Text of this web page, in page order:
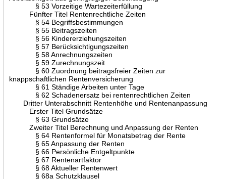
§ 53 Vorzeitige Wartezeiterfüllung
Fünfter Titel Rentenrechtliche Zeiten
§ 54 Begriffsbestimmungen
§ 55 Beitragszeiten
§ 56 Kindererziehungszeiten
§ 57 Berücksichtigungszeiten
§ 58 Anrechnungszeiten
§ 59 Zurechnungszeit
§ 60 Zuordnung beitragsfreier Zeiten zur
knappschaftlichen Rentenversicherung
§ 61 Ständige Arbeiten unter Tage
§ 62 Schadenersatz bei rentenrechtlichen Zeiten
Dritter Unterabschnitt Rentenhöhe und Rentenanpassung
Erster Titel Grundsätze
§ 63 Grundsätze
Zweiter Titel Berechnung und Anpassung der Renten
§ 64 Rentenformel für Monatsbetrag der Rente
§ 65 Anpassung der Renten
§ 66 Persönliche Entgeltpunkte
§ 67 Rentenartfaktor
§ 68 Aktueller Rentenwert
§ 68a Schutzklausel